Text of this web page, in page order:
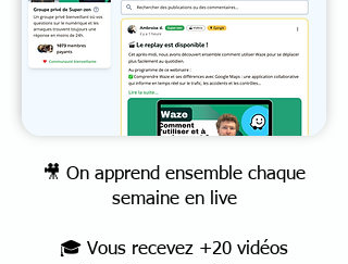
🎥 On apprend ensemble chaque
semaine en live
🎓 Vous recevez +20 vidéos